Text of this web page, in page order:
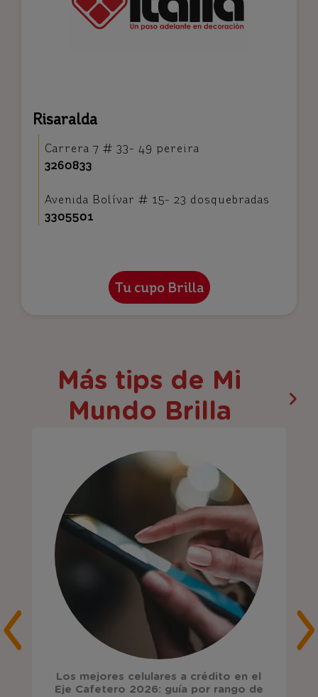
Risaralda
Carrera 7 # 33- 49 pereira
3260833
Avenida Bolívar # 15- 23 dosquebradas
3305501
Más tips de Mi
Mundo Brilla
Los mejores celulares a crédito en el
Eje Cafetero 2026: guía por rango de